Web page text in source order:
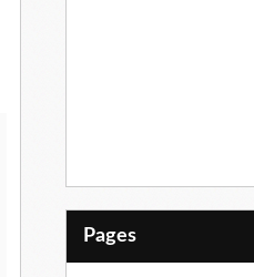
Pages